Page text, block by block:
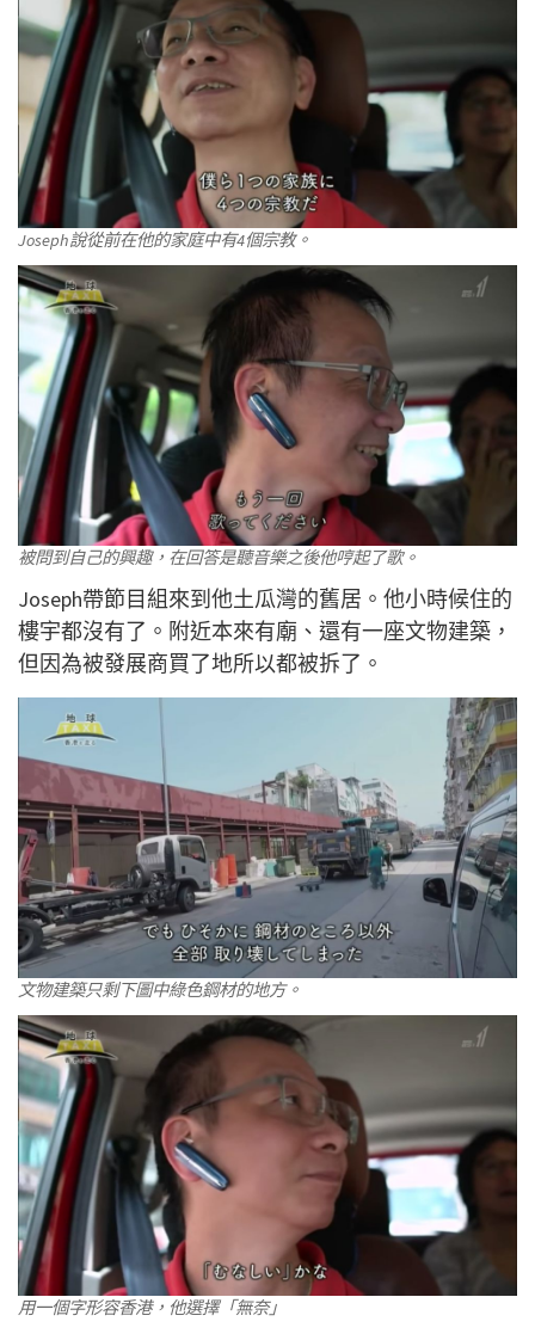
Joseph說從前在他的家庭中有4個宗教。
被問到自己的興趣，在回答是聽音樂之後他哼起了歌。
Joseph帶節目組來到他土瓜灣的舊居。他小時候住的
樓宇都沒有了。附近本來有廟、還有一座文物建築，
但因為被發展商買了地所以都被拆了。
文物建築只剩下圖中綠色鋼材的地方。
用一個字形容香港，他選擇「無奈」